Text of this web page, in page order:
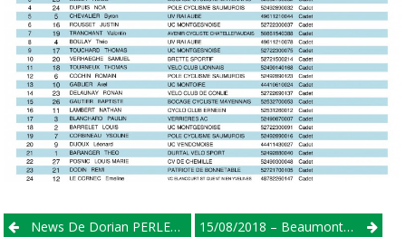
PostNews De Dorian PERLEAUX 15/08/2018 – Beaumont Pied De Bœuf – Minimes